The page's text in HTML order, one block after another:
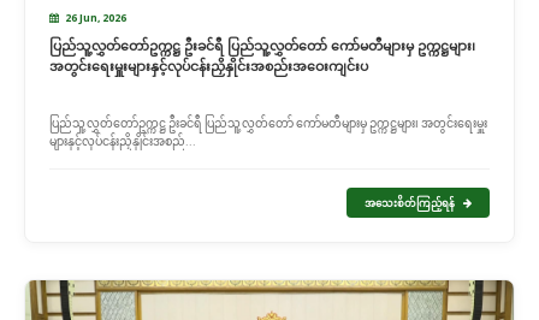
26 Jun, 2026
ပြည်သူ့လွှတ်တော်ဥက္ကဋ္ဌ ဦးခင်ရီ ပြည်သူ့လွှတ်တော် ကော်မတီများမှ ဥက္ကဋ္ဌများ၊
အတွင်းရေးမှူးများနှင့်လုပ်ငန်းညှိနှိုင်းအစည်းအဝေးကျင်းပ
ပြည်သူ့လွှတ်တော်ဥက္ကဋ္ဌ ဦးခင်ရီ ပြည်သူ့လွှတ်တော် ကော်မတီများမှ ဥက္ကဋ္ဌများ၊ အတွင်းရေးမှူး
များနှင့်လုပ်ငန်းညှိနှိုင်းအစည်...
အသေးစိတ်ကြည့်ရန်